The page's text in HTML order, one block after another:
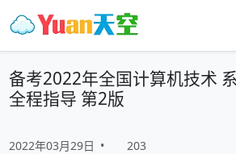
备考2022年全国计算机技术
全程指导 第2版
2022年03月29日 • 203